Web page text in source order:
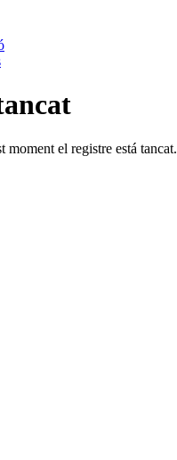
moment el registre está tancat.